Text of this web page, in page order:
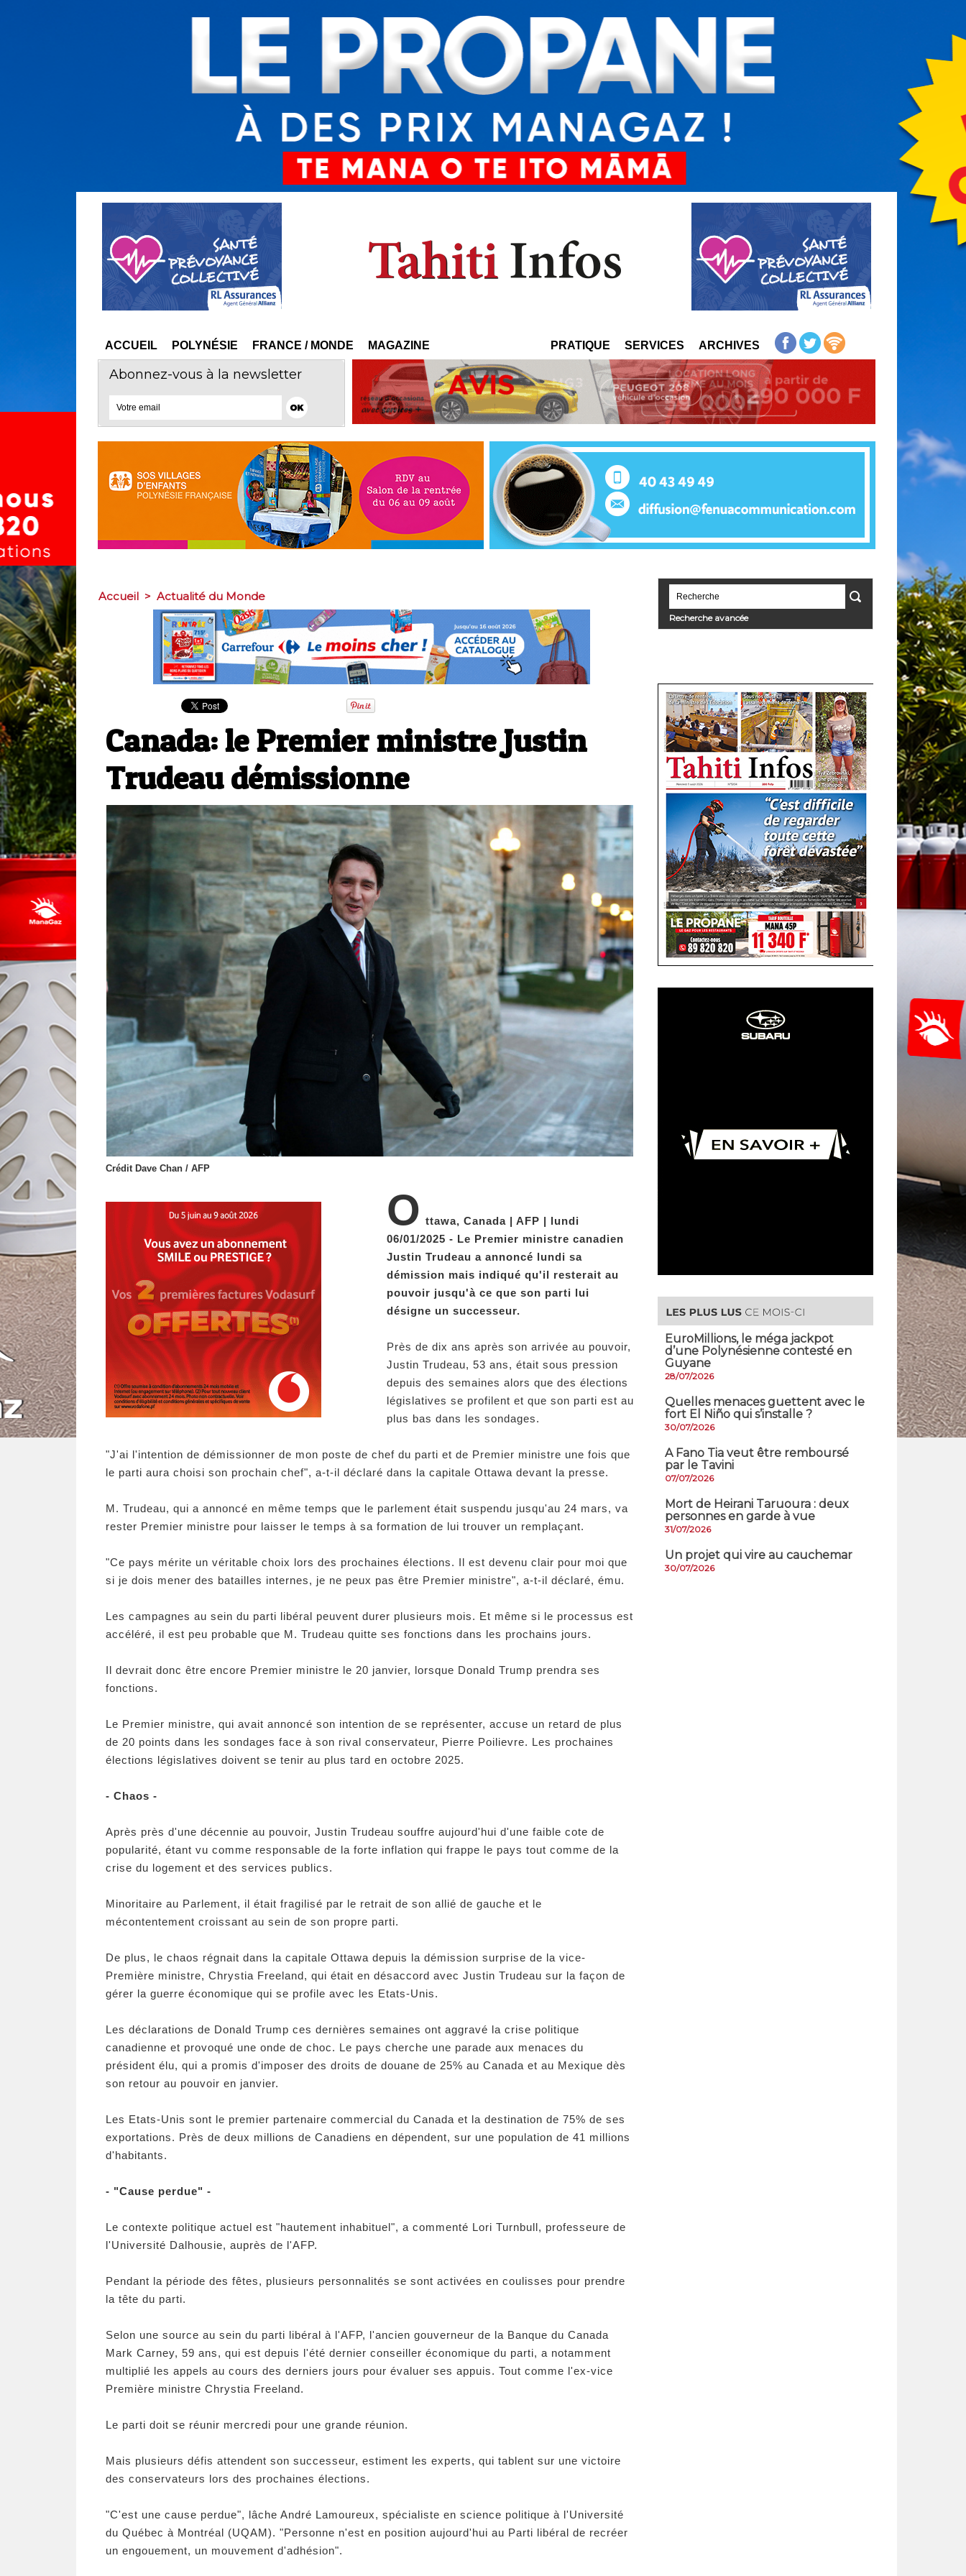
ACCUEIL POLYNÉSIE FRANCE / MONDE MAGAZINE PRATIQUE SERVICES ARCHIVES
Abonnez-vous à la newsletter
Accueil > Actualité du Monde
Canada: le Premier ministre Justin
Trudeau démissionne
Crédit Dave Chan / AFP
O ttawa, Canada | AFP | lundi
06/01/2025 - Le Premier ministre canadien
Justin Trudeau a annoncé lundi sa
démission mais indiqué qu'il resterait au
pouvoir jusqu'à ce que son parti lui
désigne un successeur.
Près de dix ans après son arrivée au pouvoir,
Justin Trudeau, 53 ans, était sous pression
depuis des semaines alors que des élections
législatives se profilent et que son parti est au
plus bas dans les sondages.
"J'ai l'intention de démissionner de mon poste de chef du parti et de Premier ministre une fois que
le parti aura choisi son prochain chef", a-t-il déclaré dans la capitale Ottawa devant la presse.
M. Trudeau, qui a annoncé en même temps que le parlement était suspendu jusqu'au 24 mars, va
rester Premier ministre pour laisser le temps à sa formation de lui trouver un remplaçant.
"Ce pays mérite un véritable choix lors des prochaines élections. Il est devenu clair pour moi que
si je dois mener des batailles internes, je ne peux pas être Premier ministre", a-t-il déclaré, ému.
Les campagnes au sein du parti libéral peuvent durer plusieurs mois. Et même si le processus est
accéléré, il est peu probable que M. Trudeau quitte ses fonctions dans les prochains jours.
Il devrait donc être encore Premier ministre le 20 janvier, lorsque Donald Trump prendra ses
fonctions.
Le Premier ministre, qui avait annoncé son intention de se représenter, accuse un retard de plus
de 20 points dans les sondages face à son rival conservateur, Pierre Poilievre. Les prochaines
élections législatives doivent se tenir au plus tard en octobre 2025.
- Chaos -
Après près d'une décennie au pouvoir, Justin Trudeau souffre aujourd'hui d'une faible cote de
popularité, étant vu comme responsable de la forte inflation qui frappe le pays tout comme de la
crise du logement et des services publics.
Minoritaire au Parlement, il était fragilisé par le retrait de son allié de gauche et le
mécontentement croissant au sein de son propre parti.
De plus, le chaos régnait dans la capitale Ottawa depuis la démission surprise de la vice-
Première ministre, Chrystia Freeland, qui était en désaccord avec Justin Trudeau sur la façon de
gérer la guerre économique qui se profile avec les Etats-Unis.
Les déclarations de Donald Trump ces dernières semaines ont aggravé la crise politique
canadienne et provoqué une onde de choc. Le pays cherche une parade aux menaces du
président élu, qui a promis d'imposer des droits de douane de 25% au Canada et au Mexique dès
son retour au pouvoir en janvier.
Les Etats-Unis sont le premier partenaire commercial du Canada et la destination de 75% de ses
exportations. Près de deux millions de Canadiens en dépendent, sur une population de 41 millions
d'habitants.
- "Cause perdue" -
Le contexte politique actuel est "hautement inhabituel", a commenté Lori Turnbull, professeure de
l'Université Dalhousie, auprès de l'AFP.
Pendant la période des fêtes, plusieurs personnalités se sont activées en coulisses pour prendre
la tête du parti.
Selon une source au sein du parti libéral à l'AFP, l'ancien gouverneur de la Banque du Canada
Mark Carney, 59 ans, qui est depuis l'été dernier conseiller économique du parti, a notamment
multiplié les appels au cours des derniers jours pour évaluer ses appuis. Tout comme l'ex-vice
Première ministre Chrystia Freeland.
Le parti doit se réunir mercredi pour une grande réunion.
Mais plusieurs défis attendent son successeur, estiment les experts, qui tablent sur une victoire
des conservateurs lors des prochaines élections.
"C'est une cause perdue", lâche André Lamoureux, spécialiste en science politique à l'Université
du Québec à Montréal (UQAM). "Personne n'est en position aujourd'hui au Parti libéral de recréer
un engouement, un mouvement d'adhésion".
Recherche avancée
EuroMillions, ​le méga jackpot
d’une Polynésienne contesté en
Guyane
28/07/2026
Quelles menaces guettent avec le
fort El Niño qui s’installe ?
30/07/2026
A Fano Tia veut être remboursé
par le Tavini
07/07/2026
Mort de Heirani Taruoura : deux
personnes en garde à vue
31/07/2026
Un projet qui vire au cauchemar
30/07/2026